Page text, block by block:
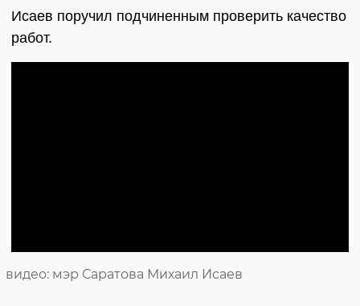
Исаев поручил подчиненным проверить качество
работ.
видео: мэр Саратова Михаил Исаев